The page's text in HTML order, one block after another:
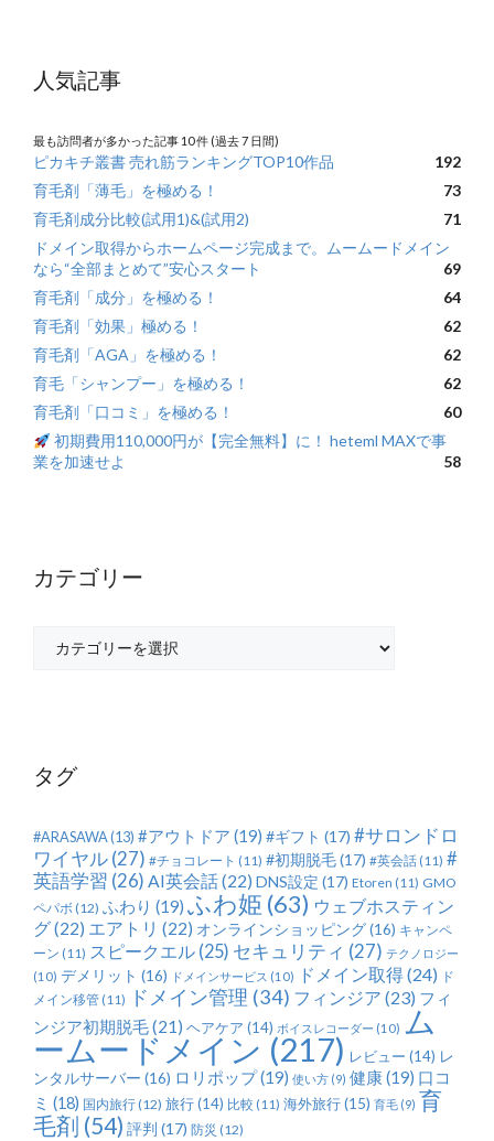
人気記事
最も訪問者が多かった記事 10 件 (過去 7 日間)
ピカキチ叢書 売れ筋ランキングTOP10作品
192
育毛剤「薄毛」を極める！
73
育毛剤成分比較(試用1)&(試用2)
71
ドメイン取得からホームページ完成まで。ムームードメイン
なら“全部まとめて”安心スタート
69
育毛剤「成分」を極める！
64
育毛剤「効果」極める！
62
育毛剤「AGA」を極める！
62
育毛「シャンプー」を極める！
62
育毛剤「口コミ」を極める！
60
初期費用110,000円が【完全無料】に！ heteml MAXで事
業を加速せよ
58
カテゴリー
タグ
#ARASAWA(13) #アウトドア (19) #ギフト (17) #サロンドロ
ワイヤル(27) #チョコレート (11) #初期脱毛(17) #英会話 (11) #
英語学習 (26) AI英会話(22) DNS設定 (17) Etoren (11) GMO
ペパボ(12) ふわり (19) ふわ姫 (63) ウェブホスティン
グ(22) エアトリ (22) オンラインショッピング(16) キャンペ
ーン (11) スピークエル (25) セキュリティ (27) テクノロジー
(10) デメリット (16) ドメインサービス (10) ドメイン取得(24) ド
メイン移管 (11) ドメイン管理 (34) フィンジア (23) フィ
ンジア初期脱毛(21) ヘアケア (14) ボイスレコーダー (10) ム
ームードメイン (217) レビュー (14) レ
ンタルサーバー (16) ロリポップ(19) 使い方 (9) 健康(19) 口コ
ミ (18) 国内旅行(12) 旅行(14) 比較 (11) 海外旅行(15) 育毛 (9) 育
毛剤 (54) 評判 (17) 防災 (12)